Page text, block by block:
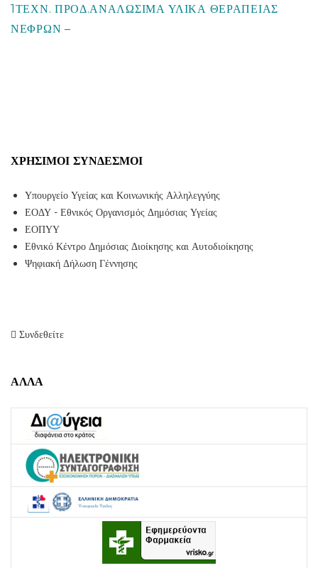
1ΤΕΧΝ. ΠΡΟΔ.ΑΝΑΛΩΣΙΜΑ ΥΛΙΚΑ ΘΕΡΑΠΕΙΑΣ
ΝΕΦΡΩΝ –
ΧΡΉΣΙΜΟΙ ΣΎΝΔΕΣΜΟΙ
Υπουργείο Υγείας και Κοινωνικής Αλληλεγγύης
ΕΟΔΥ - Εθνικός Οργανισμός Δημόσιας Υγείας
ΕΟΠΥΥ
Εθνικό Κέντρο Δημόσιας Διοίκησης και Αυτοδιοίκησης
Ψηφιακή Δήλωση Γέννησης
Συνδεθείτε
ΑΛΛΑ